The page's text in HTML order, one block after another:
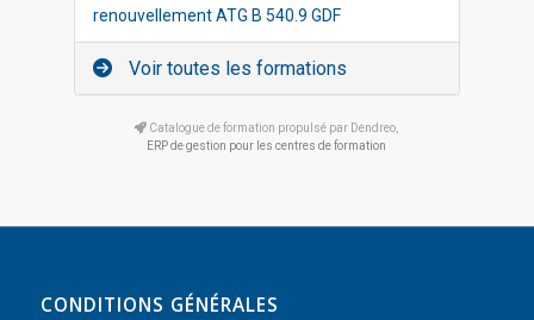
renouvellement ATG B 540.9 GDF
Voir toutes les formations
Catalogue de formation propulsé par Dendreo,
ERP de gestion pour les centres de formation
CONDITIONS GÉNÉRALES